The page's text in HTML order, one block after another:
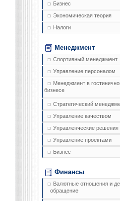
Бизнес
Экономическая теория
Налоги
Менеджмент
Спортивный менеджмент
Управление персоналом
Менеджмент в
бизнесе
Стратегический
Управление качеством
Управленческие решения
Управление проектами
Бизнес
Финансы
Валютные отношения и
обращение